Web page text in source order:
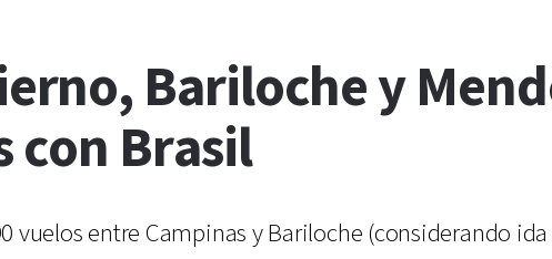
Bariloche y
con Brasil
vuelos entre Campinas y Bariloche (considerando